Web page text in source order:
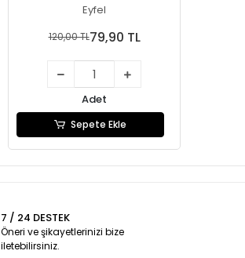
Eyfel
120,00 TL79,90 TL
Adet
Sepete Ekle
7 / 24 DESTEK
Öneri ve şikayetlerinizi bize
iletebilirsiniz.